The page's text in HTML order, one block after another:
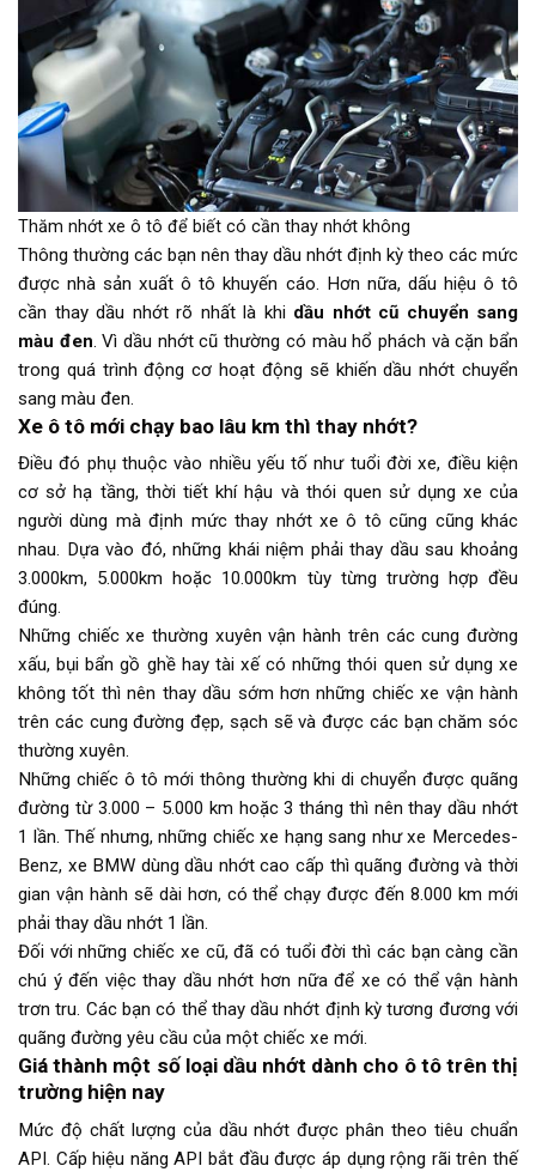
Thăm nhớt xe ô tô để biết có cần thay nhớt không
Thông thường các bạn nên thay dầu nhớt định kỳ theo các mức
được nhà sản xuất ô tô khuyến cáo. Hơn nữa, dấu hiệu ô tô
cần thay dầu nhớt rõ nhất là khi dầu nhớt cũ chuyển sang
màu đen. Vì dầu nhớt cũ thường có màu hổ phách và cặn bẩn
trong quá trình động cơ hoạt động sẽ khiến dầu nhớt chuyển
sang màu đen.
Xe ô tô mới chạy bao lâu km thì thay nhớt?
Điều đó phụ thuộc vào nhiều yếu tố như tuổi đời xe, điều kiện
cơ sở hạ tầng, thời tiết khí hậu và thói quen sử dụng xe của
người dùng mà định mức thay nhớt xe ô tô cũng cũng khác
nhau. Dựa vào đó, những khái niệm phải thay dầu sau khoảng
3.000km, 5.000km hoặc 10.000km tùy từng trường hợp đều
đúng.
Những chiếc xe thường xuyên vận hành trên các cung đường
xấu, bụi bẩn gồ ghề hay tài xế có những thói quen sử dụng xe
không tốt thì nên thay dầu sớm hơn những chiếc xe vận hành
trên các cung đường đẹp, sạch sẽ và được các bạn chăm sóc
thường xuyên.
Những chiếc ô tô mới thông thường khi di chuyển được quãng
đường từ 3.000 – 5.000 km hoặc 3 tháng thì nên thay dầu nhớt
1 lần. Thế nhưng, những chiếc xe hạng sang như xe Mercedes-
Benz, xe BMW dùng dầu nhớt cao cấp thì quãng đường và thời
gian vận hành sẽ dài hơn, có thể chạy được đến 8.000 km mới
phải thay dầu nhớt 1 lần.
Đối với những chiếc xe cũ, đã có tuổi đời thì các bạn càng cần
chú ý đến việc thay dầu nhớt hơn nữa để xe có thể vận hành
trơn tru. Các bạn có thể thay dầu nhớt định kỳ tương đương với
quãng đường yêu cầu của một chiếc xe mới.
Giá thành một số loại dầu nhớt dành cho ô tô trên thị
trường hiện nay
Mức độ chất lượng của dầu nhớt được phân theo tiêu chuẩn
API. Cấp hiệu năng API bắt đầu được áp dụng rộng rãi trên thế